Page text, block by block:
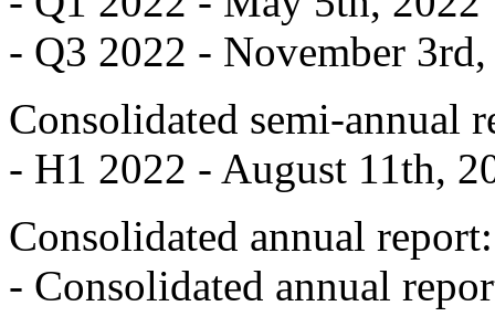
- Q3 2022 - November
Consolidated semi-annual
- H1 2022 - August 11th,
Consolidated annual report:
- Consolidated annual